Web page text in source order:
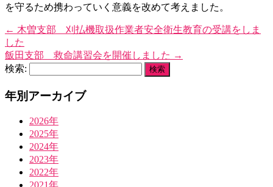
を守るため携わっていく意義を改めて考えました。
← 木曽支部 刈払機取扱作業者安全衛生教育の受講をしま
した
飯田支部 救命講習会を開催しました →
検索:
年別アーカイブ
2026年
2025年
2024年
2023年
2022年